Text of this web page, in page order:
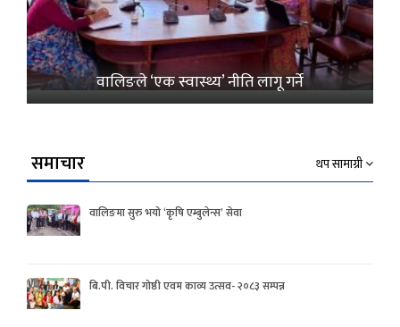
वालिङले ‘एक स्वास्थ्य’ नीति लागू गर्ने
समाचार थप सामाग्री
वालिङमा सुरु भयो ‘कृषि एम्बुलेन्स’ सेवा
बि.पी. विचार गोष्ठी एवम काव्य उत्सव- २०८३ सम्पन्न